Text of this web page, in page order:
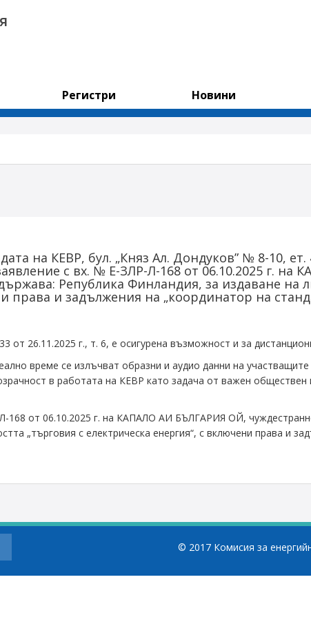
Регистри Новини
на КЕВР, бул. „Княз Ал. Дондуков” № 8-10,
с вх. № Е-ЗЛР-Л-168 от 06.10.2025 г.
Република Финландия, за издаване на
права и задължения на „координатор на
26.11.2025 г., т. 6, e осигурена възможност и за
време се излъчват образни и аудио данни на
в работата на КЕВР като задача от важен
168 от 06.10.2025 г. на КАПАЛО АИ БЪЛГАРИЯ ОЙ,
„търговия с електрическа енергия“, с включени права и
© 2017 Комисия за